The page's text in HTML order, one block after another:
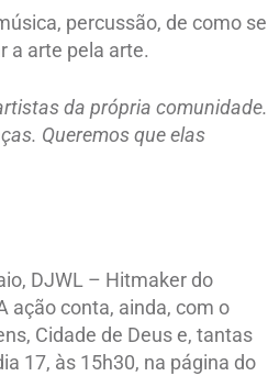
percussão, de como se
a arte pela arte.
da própria comunidade.
Queremos que elas
DJWL – Hitmaker do
ação conta, ainda, com o
Cidade de Deus e, tantas
17, às 15h30, na página do